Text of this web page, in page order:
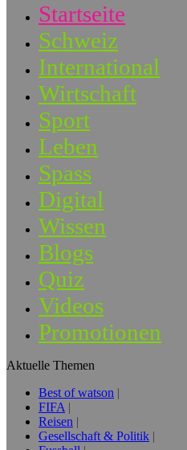
Startseite
Schweiz
International
Wirtschaft
Sport
Leben
Spass
Digital
Wissen
Blogs
Quiz
Videos
Promotionen
Aktuelle Themen
Best of watson
FIFA
Reisen
Gesellschaft & Politik